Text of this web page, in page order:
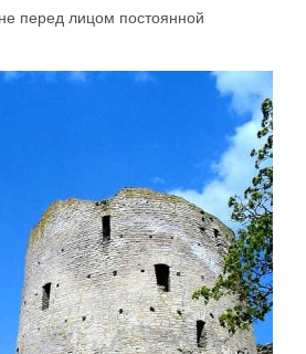
перед лицом постоянной